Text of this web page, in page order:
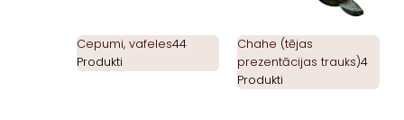
Cepumi, vafeles44
Produkti
Chahe (tējas
prezentācijas trauks)4
Produkti